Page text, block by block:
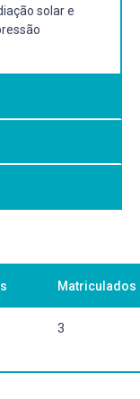
solar e
físicos que
São
Climatologia,
Matriculados
3